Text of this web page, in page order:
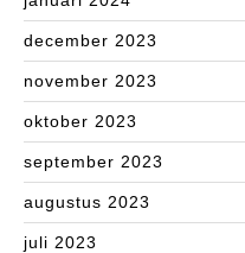
december 2023
november 2023
oktober 2023
september 2023
augustus 2023
juli 2023